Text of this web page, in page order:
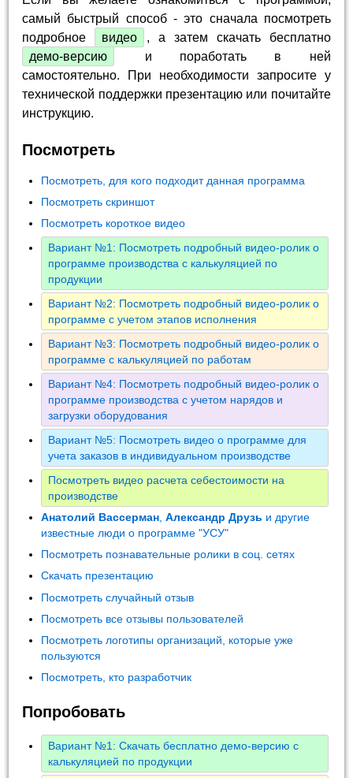
самый быстрый способ - это сначала посмотреть
подробное
видео
, а затем скачать бесплатно
демо-версию
и поработать в ней
самостоятельно. При необходимости запросите у
технической поддержки презентацию или почитайте
инструкцию.
Посмотреть
Посмотреть, для кого подходит данная программа
Посмотреть скриншот
Посмотреть короткое видео
Вариант №1: Посмотреть подробный видео-ролик о
программе производства с калькуляцией по
продукции
Вариант №2: Посмотреть подробный видео-ролик о
программе с учетом этапов исполнения
Вариант №3: Посмотреть подробный видео-ролик о
программе с калькуляцией по работам
Вариант №4: Посмотреть подробный видео-ролик о
программе производства с учетом нарядов и
загрузки оборудования
Вариант №5: Посмотреть видео о программе для
учета заказов в индивидуальном производстве
Посмотреть видео расчета себестоимости на
производстве
Анатолий Вассерман ,Александр Друзь и другие
известные люди о программе "УСУ"
Посмотреть познавательные ролики в соц. сетях
Скачать презентацию
Посмотреть случайный отзыв
Посмотреть все отзывы пользователей
Посмотреть логотипы организаций, которые уже
пользуются
Посмотреть, кто разработчик
Попробовать
Вариант №1: Скачать бесплатно демо-версию с
калькуляцией по продукции